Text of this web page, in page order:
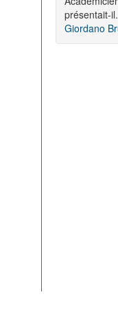
présentait-il.
Giordano